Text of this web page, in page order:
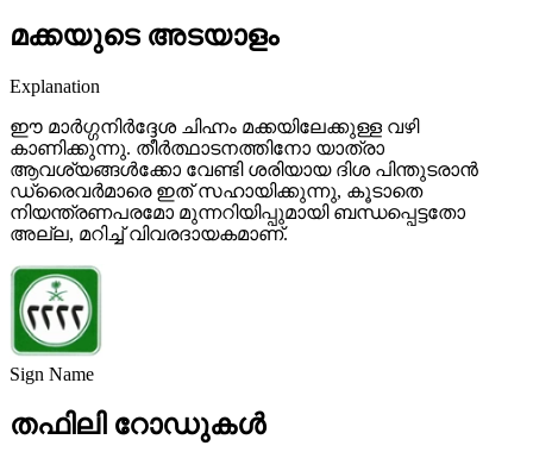
മക്കയുടെ അടയാളം
Explanation
ഈ മാർഗ്ഗനിർദ്ദേശ ചിഹ്നം മക്കയിലേക്കുള്ള വഴി
കാണിക്കുന്നു. തീർത്ഥാടനത്തിനോ യാത്രാ
ആവശ്യങ്ങൾക്കോ ​​വേണ്ടി ശരിയായ ദിശ പിന്തുടരാൻ
ഡ്രൈവർമാരെ ഇത് സഹായിക്കുന്നു, കൂടാതെ
നിയന്ത്രണപരമോ മുന്നറിയിപ്പുമായി ബന്ധപ്പെട്ടതോ
അല്ല, മറിച്ച് വിവരദായകമാണ്.
Sign Name
തഫിലി റോഡുകൾ